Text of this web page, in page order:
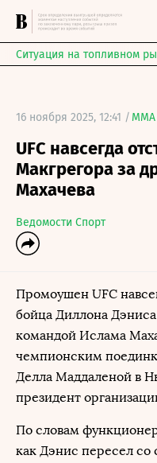
Ситуация на топливном
16 ноября 2025, 12:41 / MMA
UFC навсегда
Макгрегора за
Махачева
Ведомости Спорт
Промоушен UFC
бойца Диллона
командой Ислама
чемпионским
Делла Маддаленой в
президент
По словам
как Дэнис пересел со